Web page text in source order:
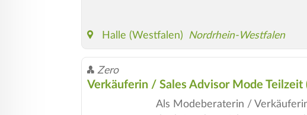
Halle (Westfalen) Nordrhein-Westfalen
Zero
Verkäuferin / Sales Advisor Mode
Als Modeberaterin /